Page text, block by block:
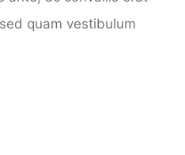
quam vestibulum